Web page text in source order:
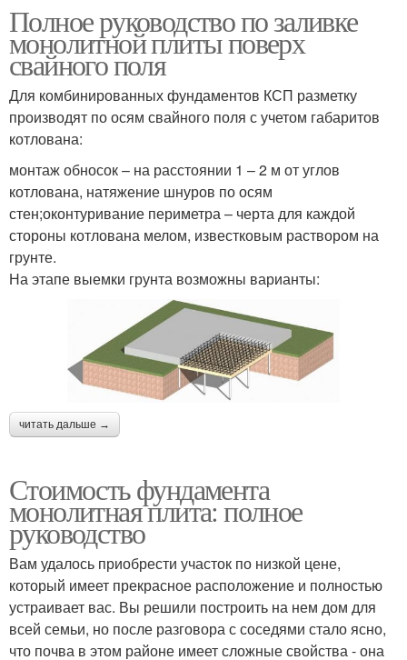
Полное руководство по заливке
монолитной плиты поверх
свайного поля
Для комбинированных фундаментов КСП разметку
производят по осям свайного поля с учетом габаритов
котлована:
монтаж обносок – на расстоянии 1 – 2 м от углов
котлована, натяжение шнуров по осям
стен;оконтуривание периметра – черта для каждой
стороны котлована мелом, известковым раствором на
грунте.
На этапе выемки грунта возможны варианты:
читать дальше →
Стоимость фундамента
монолитная плита: полное
руководство
Вам удалось приобрести участок по низкой цене,
который имеет прекрасное расположение и полностью
устраивает вас. Вы решили построить на нем дом для
всей семьи, но после разговора с соседями стало ясно,
что почва в этом районе имеет сложные свойства - она